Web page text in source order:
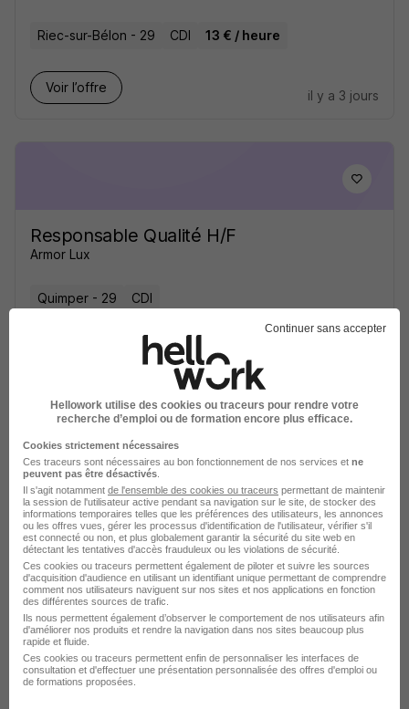
Riec-sur-Bélon - 29 CDI 13 € / heure
Voir l’offre
il y a 3 jours
Responsable Qualité H/F
Armor Lux
Quimper - 29 CDI
Assistant Qualité H/F
E.Leclerc
Pleuven - 29 CDI
Voir l’offre
il y a 4 jours
Continuer sans accepter
Hellowork utilise des cookies ou traceurs pour rendre votre
recherche d’emploi ou de formation encore plus efficace.
Cookies strictement nécessaires
Ces traceurs sont nécessaires au bon fonctionnement de nos services et ne
peuvent pas être désactivés
Il s'agit notamment de l'ensemble des cookies ou traceurs permettant de maintenir
la session de l'utilisateur active pendant sa navigation sur le site, de stocker des
informations temporaires telles que les préférences des utilisateurs, les annonces
ou les offres vues, gérer les processus d'identification de l'utilisateur, vérifier s'il
est connecté ou non, et plus globalement garantir la sécurité du site web en
détectant les tentatives d'accès frauduleux ou les violations de sécurité.
Ces cookies ou traceurs permettent également de piloter et suivre les sources
d'acquisition d'audience en utilisant un identifiant unique permettant de comprendre
comment nos utilisateurs naviguent sur nos sites et nos applications en fonction
des différentes sources de trafic.
Ils nous permettent également d’observer le comportement de nos utilisateurs afin
d'améliorer nos produits et rendre la navigation dans nos sites beaucoup plus
rapide et fluide.
Ces cookies ou traceurs permettent enfin de personnaliser les interfaces de
consultation et d'effectuer une présentation personnalisée des offres d'emploi ou
de formations proposées.